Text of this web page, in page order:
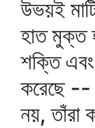
উভয়ই
হাত মুক্ত
শক্তি এবং
করেছে --
নয়, তাঁরা